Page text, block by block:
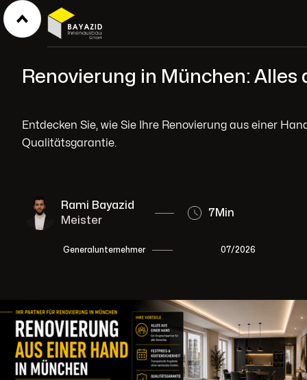
Renovierung in München: Alles
Entdecken Sie, wie Sie Ihre Renovierung aus einer
Qualitätsgarantie.
Rami Bayazid
Meister
7Min
Generalunternehmer 07/2026